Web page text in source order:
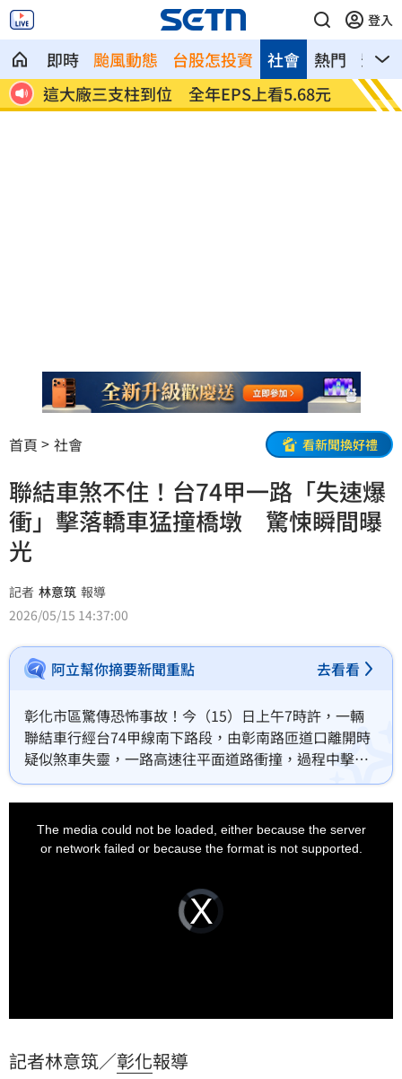
登入
即時 颱風動態 台股怎投資 熱門 影音
社會
上看5.68元
慈濟買BNT被詐10億！藍昔嗆擋疫苗
聖
首頁 社會 看新聞換好禮
聯結車煞不住！台74甲一路「失速爆
衝」擊落轎車猛撞橋墩 驚悚瞬間曝
光
記者 林意筑 報導
2026/05/15 14:37:00
阿立幫你摘要新聞重點 去看看
彰化市區驚傳恐怖事故！今（15）日上午7時許，一輛
聯結車行經台74甲線南下路段，由彰南路匝道口離開時
疑似煞車失靈，一路高速往平面道路衝撞，過程中擊落
一亮綠燈直行通過路口的轎車，隨後又撞上橋墩，猛力
撞擊造車聯結車子車車體傾斜，警消人員獲報趕抵，發
現轎車駕駛輕傷送醫，所幸無生命危險，至於事故發生
詳情有待進一步釐清。
Video
Player
is
loading.
The media could not be loaded, either because the server
or network failed or because the format is not supported.
記者林意筑／彰化報導